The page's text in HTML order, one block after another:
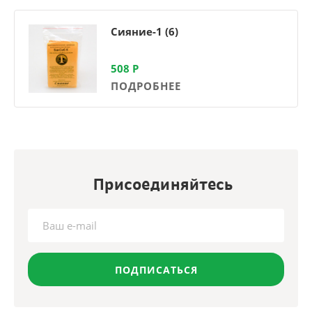
Сияние-1 (6)
508 Р
ПОДРОБНЕЕ
Присоединяйтесь
ПОДПИСАТЬСЯ